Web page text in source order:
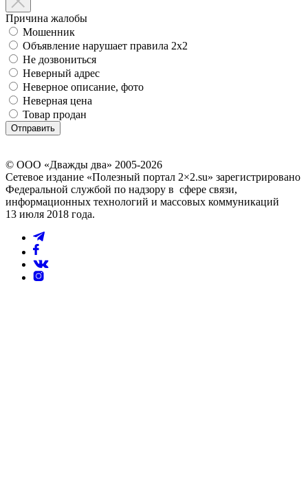
Причина жалобы
Мошенник
Объявление нарушает правила 2x2
Не дозвониться
Неверный адрес
Неверное описание, фото
Неверная цена
Товар продан
© ООО «Дважды два» 2005-2026
Сетевое издание «Полезный портал 2×2.su» зарегистрировано
Федеральной службой по надзору в сфере связи,
информационных технологий и массовых коммуникаций
13 июля 2018 года.